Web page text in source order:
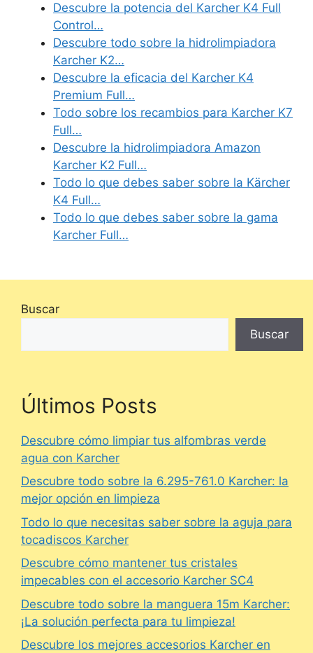
Descubre la potencia del Karcher K4 Full
Control…
Descubre todo sobre la hidrolimpiadora
Karcher K2…
Descubre la eficacia del Karcher K4
Premium Full…
Todo sobre los recambios para Karcher K7
Full…
Descubre la hidrolimpiadora Amazon
Karcher K2 Full…
Todo lo que debes saber sobre la Kärcher
K4 Full…
Todo lo que debes saber sobre la gama
Karcher Full…
Buscar
Buscar
Últimos Posts
Descubre cómo limpiar tus alfombras verde
agua con Karcher
Descubre todo sobre la 6.295-761.0 Karcher: la
mejor opción en limpieza
Todo lo que necesitas saber sobre la aguja para
tocadiscos Karcher
Descubre cómo mantener tus cristales
impecables con el accesorio Karcher SC4
Descubre todo sobre la manguera 15m Karcher:
¡La solución perfecta para tu limpieza!
Descubre los mejores accesorios Karcher en